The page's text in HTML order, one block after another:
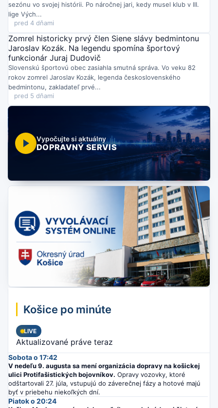
sezónu vo svojej histórii. Po náročnej jari, kedy musel klub v III.
lige Vých...
pred 4 dňami
Zomrel historicky prvý člen Siene slávy bedmintonu
Jaroslav Kozák. Na legendu spomína športový
funkcionár Juraj Dudovič
Slovenskú športovú obec zasiahla smutná správa. Vo veku 82
rokov zomrel Jaroslav Kozák, legenda československého
bedmintonu, zakladateľ prvé...
pred 5 dňami
Vypočujte si aktuálny
DOPRAVNÝ SERVIS
Košice po minúte
LIVE
Aktualizované práve teraz
Sobota o 17:42
V nedeľu 9. augusta sa mení organizácia dopravy na košickej
ulici Protifašistických bojovníkov. Opravy vozovky, ktoré
odštartovali 27. júla, vstupujú do záverečnej fázy a hotové majú
byť v priebehu niekoľkých dní.
Piatok o 20:24